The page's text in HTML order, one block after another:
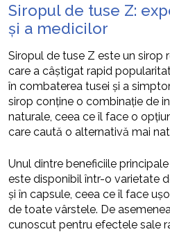
Siropul de tuse Z:
și a medicilor
Siropul de tuse Z este un sirop
care a câștigat rapid
în combaterea tusei și a
sirop conține o combinație de
naturale, ceea ce îl face o
care caută o alternativă mai
Unul dintre beneficiile
este disponibil într-o varietate
și în capsule, ceea ce îl face
de toate vârstele. De
cunoscut pentru efectele sale